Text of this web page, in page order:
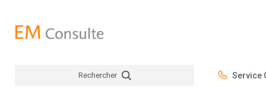
Rechercher Service